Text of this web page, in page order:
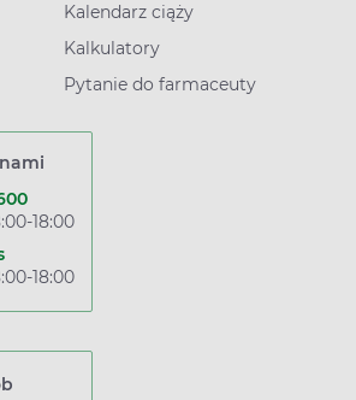
Kalendarz ciąży
Kalkulatory
Pytanie do farmaceuty
18:00
18:00